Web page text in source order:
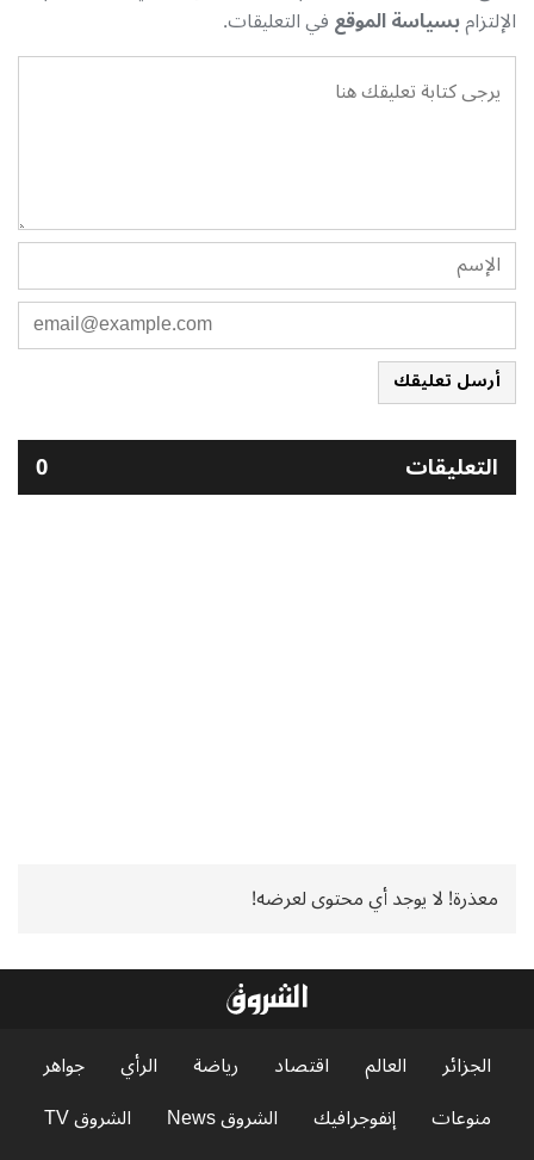
الإلتزامبسياسة الموقعفي التعليقات.
أرسل تعليقك
التعليقات 0
معذرة! لا يوجد أي محتوى لعرضه!
الجزائر العالم اقتصاد رياضة الرأي
جواهر
منوعات
إنفوجرافيك الشروق News
الشروق TV